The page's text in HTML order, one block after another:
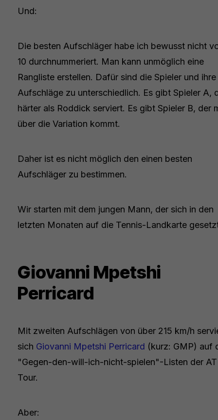
Und:
Die besten Aufschläger habe ich bewusst nicht
10 durchnummeriert. Man kann unmöglich eine
Rangliste erstellen. Dafür sind die Spieler und ihre
Aufschläge zu unterschiedlich. Es gibt Spieler A,
härter als Roddick serviert. Es gibt Spieler B, der
über die Variation kommt.
Daher ist es nicht möglich den einen besten
Aufschläger zu bestimmen.
Wir starten mit dem jungen Mann, der sich in den
letzten Monaten auf die Tennis-Landkarte
Giovanni Mpetshi
Perricard
Mit zweiten Aufschlägen von über 215 km/h
sich Giovanni Mpetshi Perricard (kurz: GMP) auf
"Gegen-den-will-ich-nicht-spielen"-Listen der
Tour.
Aber: